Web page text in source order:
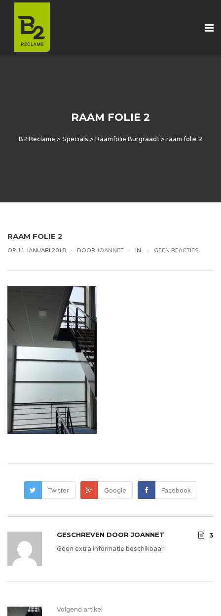
RAAM FOLIE 2
B2 Reclame > Specials > Raamfolie Burgraadt> raam folie 2
RAAM FOLIE 2
OP 11 JANUARI 2018 DOOR JOANNET IN GEEN REACTIES
Twitter Google Facebook
GESCHREVEN DOOR JOANNET
3
Geen extra informatie beschikbaar
Volgend artikel